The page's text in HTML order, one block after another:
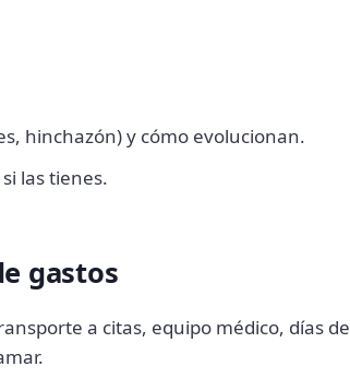
hinchazón) y cómo evolucionan.
las tienes.
gastos
a citas, equipo médico, días de